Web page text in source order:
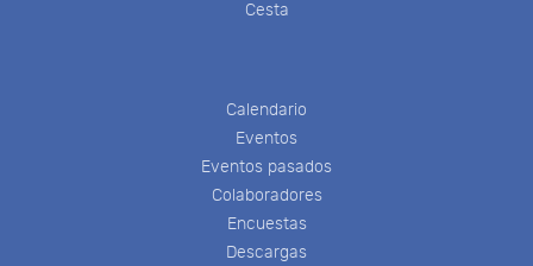
Cesta
Calendario
Eventos
Eventos pasados
Colaboradores
Encuestas
Descargas